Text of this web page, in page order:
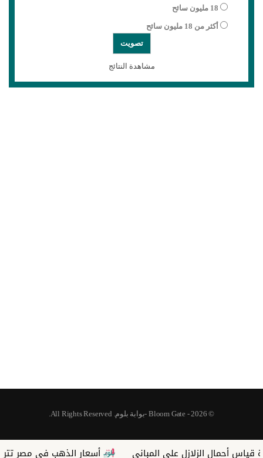
18 مليون سائح
أكثر من 18 مليون سائح
مشاهدة النتائج
© 2026 - Bloom Gate -بوابة بلوم. All Rights Reserved.
على المباني أسعار الذهب في مصر تتراجع وعيار 21 يسجل 6120 جنيها